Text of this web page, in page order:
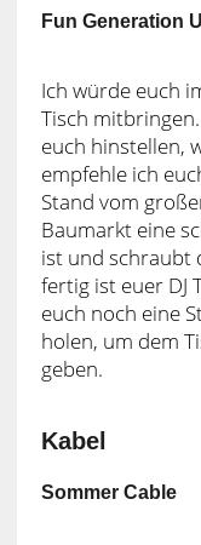
Fun Generation
Ich würde euch
Tisch
euch hinstellen,
empfehle ich
Stand vom
Baumarkt eine
ist und schraubt
fertig ist euer DJ
euch noch eine
holen, um dem
geben.
Kabel
Sommer Cable